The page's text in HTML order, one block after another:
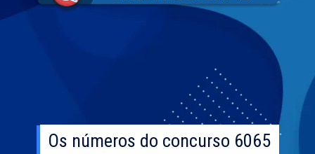
Os números do concurso 6065
Os números do concurso 6065